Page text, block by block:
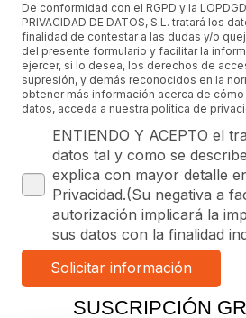
De conformidad con el RGPD y la
PRIVACIDAD DE DATOS, S.L. tratará los
finalidad de contestar a las dudas y/o
del presente formulario y facilitar la
ejercer, si lo desea, los derechos de
supresión, y demás reconocidos en la
obtener más información acerca de
datos, acceda a nuestra política de
ENTIENDO Y ACEPTO el
datos tal y como se
explica con mayor detalle
Privacidad.(Su negativa a
autorización implicará la
sus datos con la finalidad
SUSCRIPCIÓN